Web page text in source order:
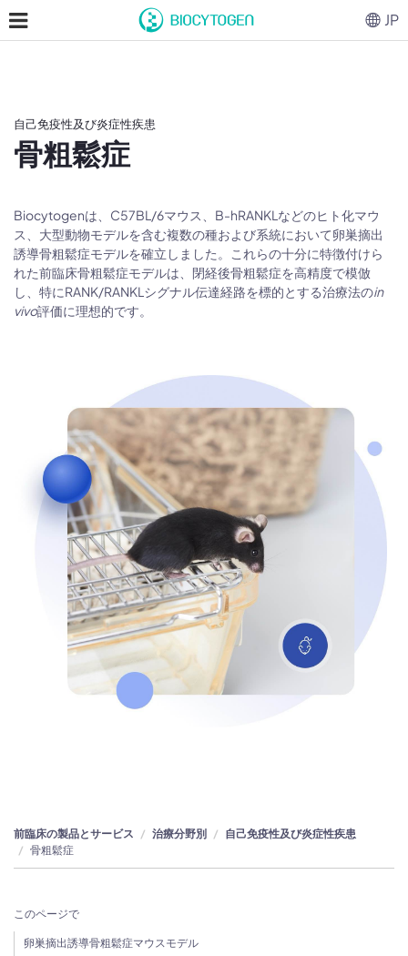
自己免疫性及び炎症性疾患
骨粗鬆症
Biocytogenは、C57BL/6マウス、B-hRANKLなどのヒト化マウ
ス、大型動物モデルを含む複数の種および系統において卵巣摘出
誘導骨粗鬆症モデルを確立しました。これらの十分に特徴付けら
れた前臨床骨粗鬆症モデルは、閉経後骨粗鬆症を高精度で模倣
し、特にRANK/RANKLシグナル伝達経路を標的とする治療法のin
vivo評価に理想的です。
前臨床の製品とサービス 治療分野別
自己免疫性及び炎症性疾患
骨粗鬆症
このページで
卵巣摘出誘導骨粗鬆症マウスモデル
JP